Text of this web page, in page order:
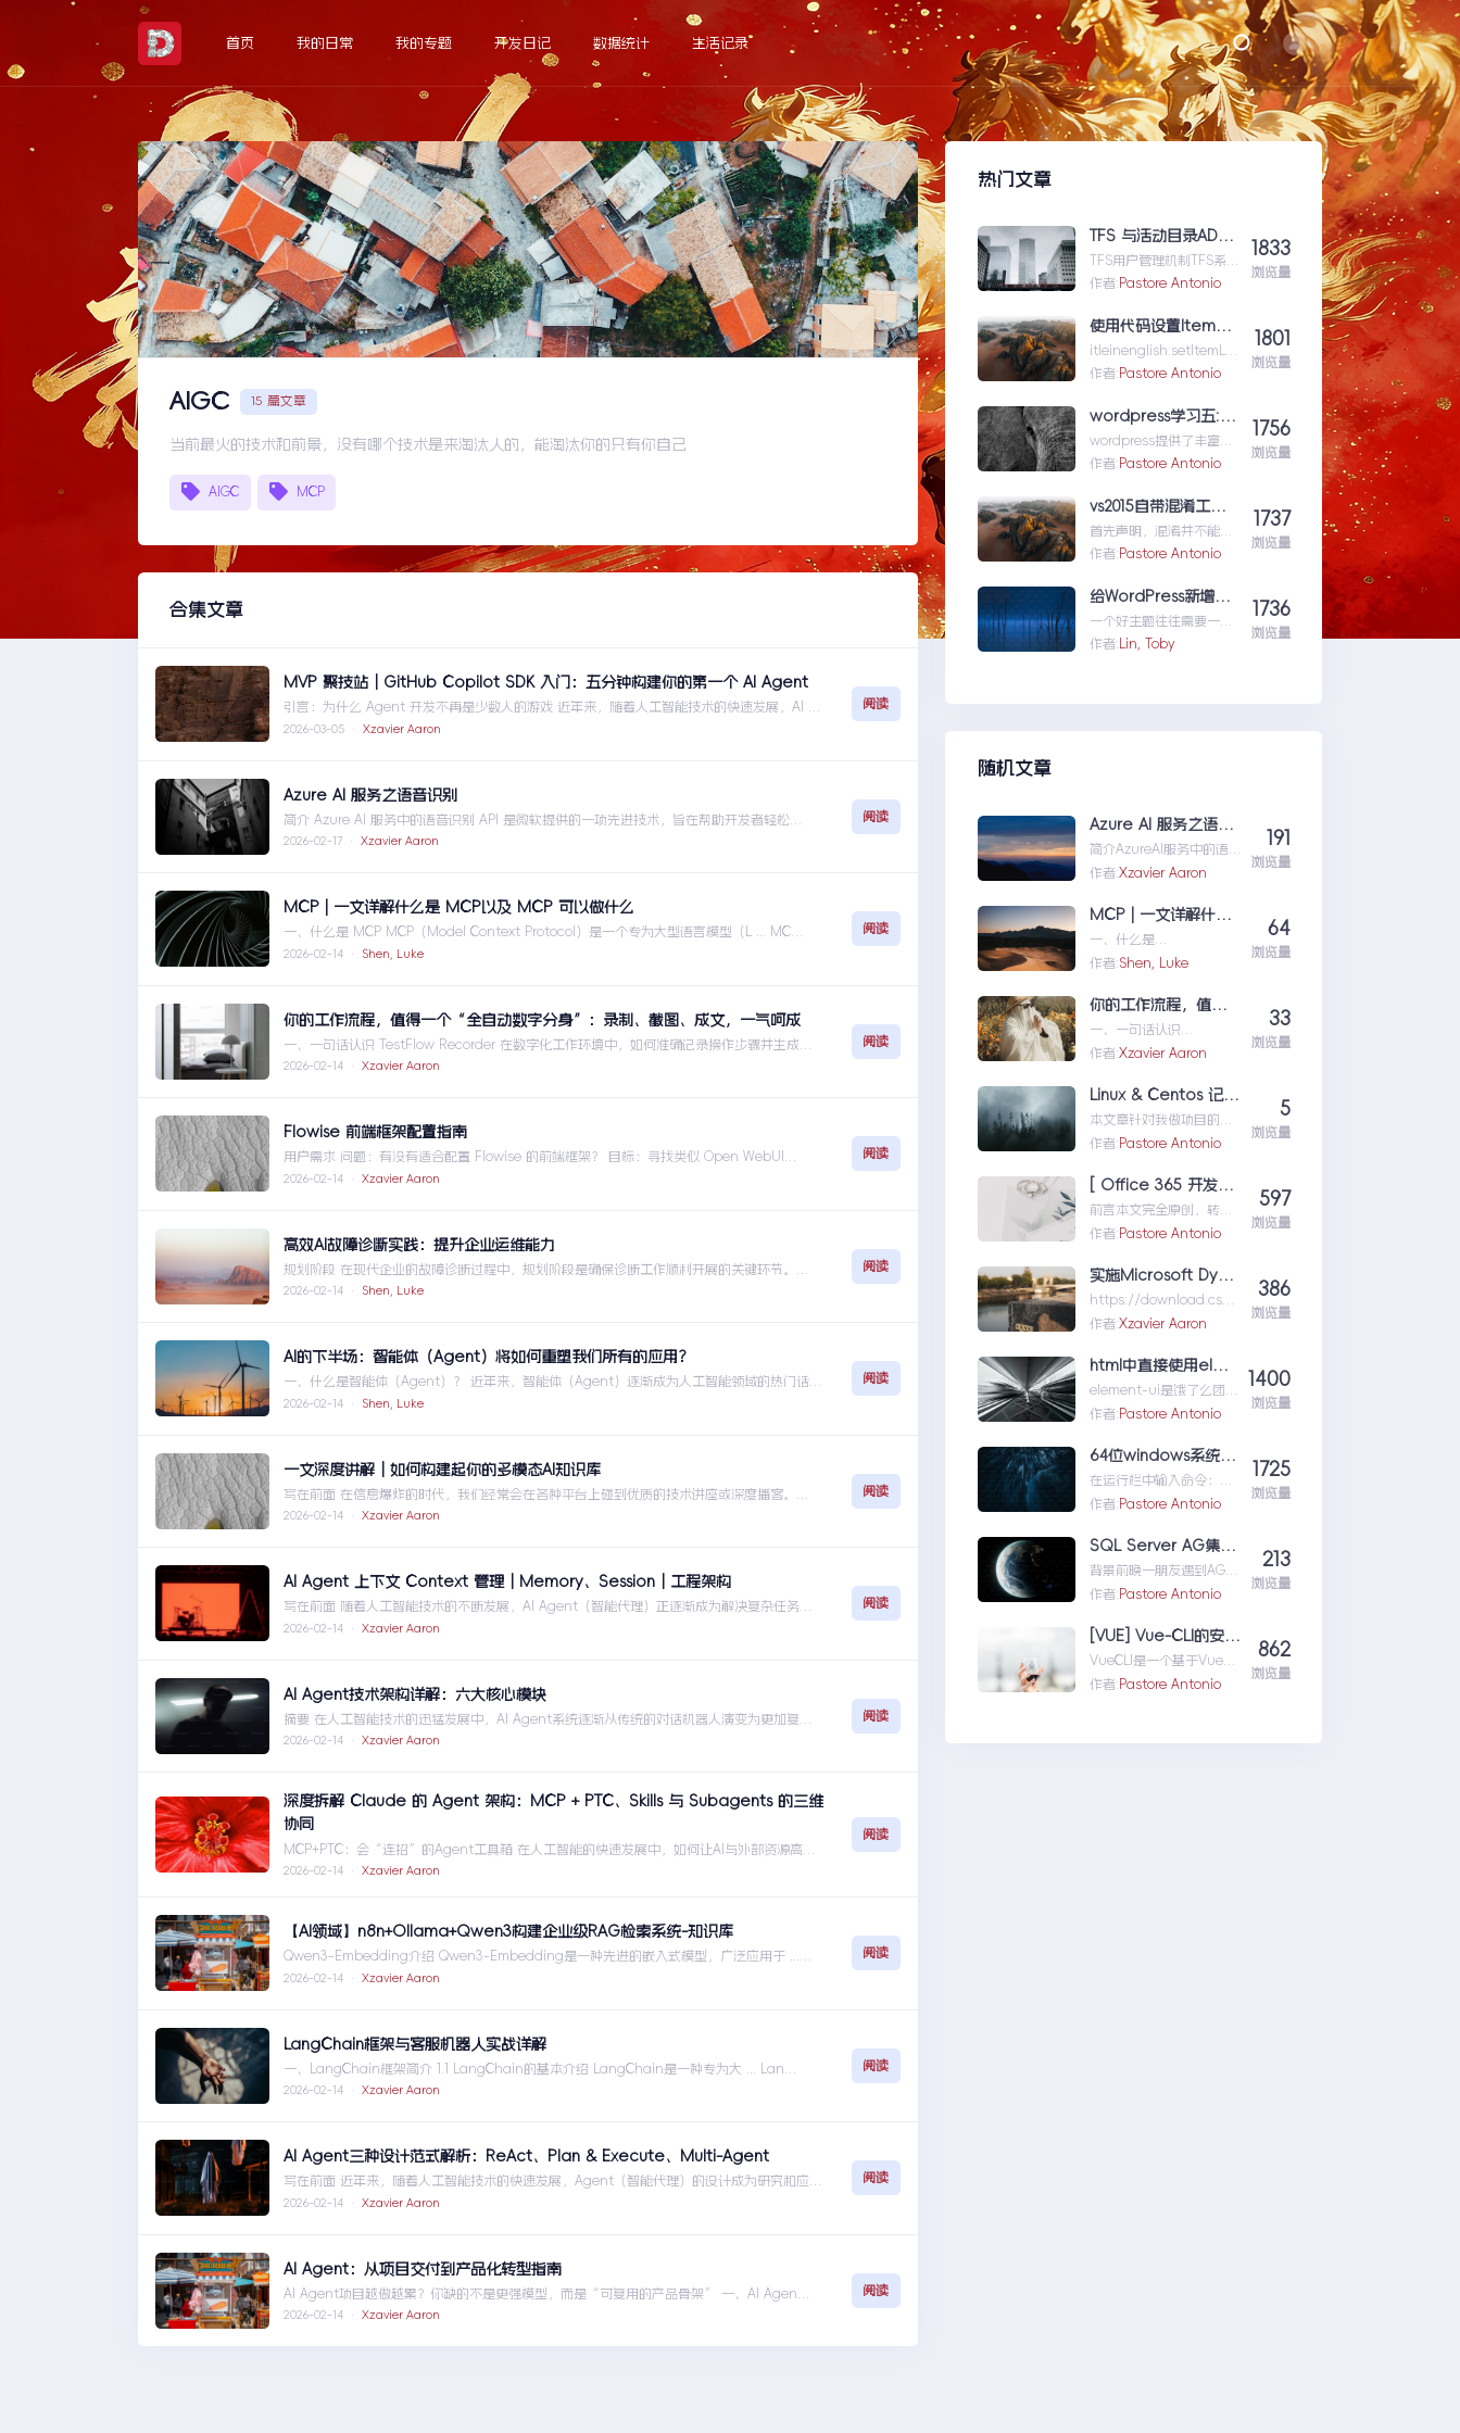
content
首页 我的日常 我的专题 开发日记 数据统计 生活记录
AIGC 15 篇文章
当前最火的技术和前景，没有哪个技术是来淘汰人的，能淘汰你的只有你自己
AIGC MCP
合集文章
MVP 聚技站｜GitHub Copilot SDK 入门：五分钟构建你的第一个 AI Agent
引言：为什么 Agent 开发不再是少数人的游戏 近年来，随着人工智能技术的快速发展，AI A
gen ... MVP 聚技站｜GitHub Copilot SDK 入门：五分钟构建你的第一个 AI Agent
2026-03-05 ·Xzavier Aaron
阅读
Azure AI 服务之语音识别
简介 Azure AI 服务中的语音识别 API 是微软提供的一项先进技术，旨在帮助开发者轻松实
现语 ... Azure AI 服务之语音识别
2026-02-17 ·Xzavier Aaron
阅读
MCP | 一文详解什么是 MCP以及 MCP 可以做什么
一、什么是 MCP MCP（Model Context Protocol）是一个专为大型语言模型（L ... MCP |
一文详解什么是 MCP以及 MCP 可以做什么
2026-02-14 · Shen, Luke
阅读
你的工作流程，值得一个“全自动数字分身”：录制、截图、成文，一气呵成
一、一句话认识 TestFlow Recorder 在数字化工作环境中，如何准确记录操作步骤并生成清
... 你的工作流程，值得一个“全自动数字分身”：录制、截图、成文，一气呵成
2026-02-14 ·Xzavier Aaron
阅读
Flowise 前端框架配置指南
用户需求 问题：有没有适合配置 Flowise 的前端框架？ 目标：寻找类似 Open WebUI ...
Flowise 前端框架配置指南
2026-02-14 ·Xzavier Aaron
阅读
高效AI故障诊断实践：提升企业运维能力
规划阶段 在现代企业的故障诊断过程中，规划阶段是确保诊断工作顺利开展的关键环节。通
过系统化的规划，不 ... 高效AI故障诊断实践：提升企业运维能力
2026-02-14 · Shen, Luke
阅读
​​AI的下半场：智能体（Agent）将如何重塑我们所有的应用？
一、什么是智能体（Agent）？ 近年来，智能体（Agent）逐渐成为人工智能领域的热门话
题。它不仅 ... ​​AI的下半场：智能体（Agent）将如何重塑我们所有的应用？
2026-02-14 · Shen, Luke
阅读
一文深度讲解｜如何构建起你的多模态AI知识库
写在前面 在信息爆炸的时代，我们经常会在各种平台上碰到优质的技术讲座或深度播客。这
些内容或许是一次2 ... 一文深度讲解｜如何构建起你的多模态AI知识库
2026-02-14 ·Xzavier Aaron
阅读
AI Agent 上下文 Context 管理｜Memory、Session｜工程架构
写在前面 随着人工智能技术的不断发展，AI Agent（智能代理）正逐渐成为解决复杂任务的
重要工具。 ... AI Agent 上下文 Context 管理｜Memory、Session｜工程架构
2026-02-14 ·Xzavier Aaron
阅读
AI Agent技术架构详解：六大核心模块
摘要 在人工智能技术的迅猛发展中，AI Agent系统逐渐从传统的对话机器人演变为更加复杂
和智能的实 ... AI Agent技术架构详解：六大核心模块
2026-02-14 ·Xzavier Aaron
阅读
深度拆解 Claude 的 Agent 架构：MCP + PTC、Skills 与 Subagents 的三维
协同
MCP+PTC：会“连招”的Agent工具箱 在人工智能的快速发展中，如何让AI与外部资源高效
连接成 ... 深度拆解 Claude 的 Agent 架构：MCP + PTC、Skills 与 Subagents 的三维协同
2026-02-14 ·Xzavier Aaron
阅读
【AI领域】n8n+Ollama+Qwen3构建企业级RAG检索系统-知识库
Qwen3-Embedding介绍 Qwen3-Embedding是一种先进的嵌入式模型，广泛应用于 ...
【AI领域】n8n+Ollama+Qwen3构建企业级RAG检索系统-知识库
2026-02-14 ·Xzavier Aaron
阅读
LangChain框架与客服机器人实战详解
一、LangChain框架简介 1.1 LangChain的基本介绍 LangChain是一种专为大 ... LangC
hain框架与客服机器人实战详解
2026-02-14 ·Xzavier Aaron
阅读
AI Agent三种设计范式解析：ReAct、Plan & Execute、Multi-Agent
写在前面 近年来，随着人工智能技术的快速发展，Agent（智能代理）的设计成为研究和应用
的热点。本篇 ... AI Agent三种设计范式解析：ReAct、Plan & Execute、Multi-Agent
2026-02-14 ·Xzavier Aaron
阅读
AI Agent：从项目交付到产品化转型指南
AI Agent项目越做越累？你缺的不是更强模型，而是“可复用的产品骨架” 一、AI Agent
的“ ... AI Agent：从项目交付到产品化转型指南
2026-02-14 ·Xzavier Aaron
阅读
热门文章
TFS 与活动目录AD（Active Directory)的同步机制
TFS用户管理机制TFS系统
与企业域服务器用户系统
统）高度集成在一起，使
AD（ActiveDirectory)的
同步机制
作者:Pastore Antonio
1833
浏览量
使用代码设置Item级的权限（权限总结1）
itleinenglish:setItemLev
elPermissionforShar...使
（权限总结1）
作者:Pastore Antonio
1801
浏览量
wordpress提供了丰富的
xmlrpc接口api来供我们
的开源社区有人
过wordpress_xmlrpc的
python包远程操作
作者:Pastore Antonio
1756
浏览量
vs2015自带混淆工具DotFuscator使用方法（超简单）
首先声明，混淆并不能防
反编译工具，只能增加反
（把方法和变量名变成无
带混淆工具DotFuscator
使用方法（超简单）
作者:Pastore Antonio
1737
浏览量
给WordPress新增主题配置页面
一个好主题往往需要一个
友好人性的配置页面，那
作者: Lin, Toby
1736
浏览量
随机文章
Azure AI 服务之语音识别
简介AzureAI服务中的语
音识别API是微软提供的一
发者轻松实现语...AzureAI
作者:Xzavier Aaron
191
浏览量
MCP | 一文详解什么是 MCP以及 MCP 可以做什么
一、什么是
MCPMCP（ModelConte
大型语言模型（L...MCP|
MCP可以做什么
作者:Shen, Luke
64
浏览量
你的工作流程，值得一个“全自动数字分身”：录制、截图、成文，一气呵成
一、一句话认识
TestFlowRecorder在数字
记录操作步骤并生成清...
“全自动数字分身”：录
制、截图、成文，一气呵
作者:Xzavier Aaron
33
浏览量
Linux & Centos 记忆大全
本文章针对我做项目的时
候出现的一些经典问题进
yumError:Cannotret...Li
作者:Pastore Antonio
5
浏览量
[ Office 365 开发系列 ] 身份认证
前言本文完全原创，转载
请说明出处，希望对大家
个应用时，需要考虑用户
发系列]身份认证
作者:Pastore Antonio
597
浏览量
实施Microsoft Dynamics 365 CE-9. 商业智能和报表，介绍了Dynamics365的商业智能功能，并介绍了如何创建报表_实施Microsoft Dynamics 365 CE-CSDN专栏
https://download.csdn
.net/blog/column/1242
MicrosoftDynamics365
介绍了Dynamics365的
商业智能功能，并介绍了
MicrosoftDynamics365
CE-CSDN专栏
作者:Xzavier Aaron
386
浏览量
html中直接使用element-ui
element-ui是饿了么团
队基于Vue开发的组件
中使用，需要挂载
element-ui
作者:Pastore Antonio
1400
浏览量
64位windows系统如何显示32位dcom组件配置
在运行栏中输入命令：
dcomcnfg，打开组件服
找不到MicrosoftEx...64
32位dcom组件配置
作者:Pastore Antonio
1725
浏览量
SQL Server AG集群启动不起来的临时自救大招
背景前晚一朋友遇到AG集
群发生来回切换不稳定的
命令行使用命令重启
群...SQLServerAG集群启
动不起来的临时自救大招
作者:Pastore Antonio
213
浏览量
[VUE] Vue-CLI的安装、使用及环境配置（超详细）
VueCLI是一个基于Vue进
行快速项目开发的工具。
作者:Pastore Antonio
862
浏览量